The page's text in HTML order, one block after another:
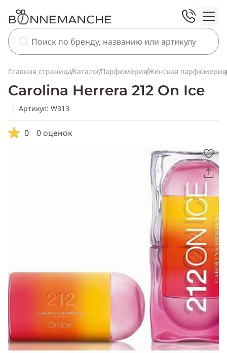
Главная страницаКаталогПарфюмерияЖенская парфюмерия
Carolina Herrera 212 On Ice
Артикул: W313
0 0 оценок
Скопировать
ссылку
Telegram
WhatsApp
Viber
ВКонтакте
Одноклассники